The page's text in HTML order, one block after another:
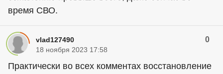
время СВО.
vlad127490 0
18 ноября 2023 17:58
Практически во всех комментах восстановление